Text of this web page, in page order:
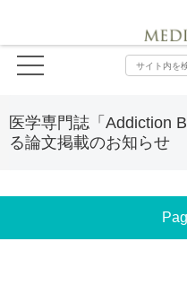
医学専門誌「Addiction
る論文掲載のお知らせ